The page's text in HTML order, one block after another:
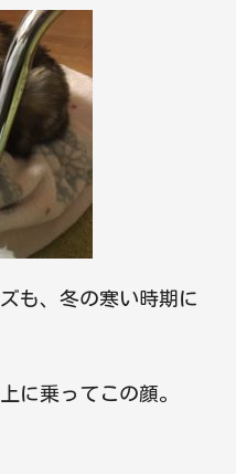
も、冬の寒い時期に
に乗ってこの顔。